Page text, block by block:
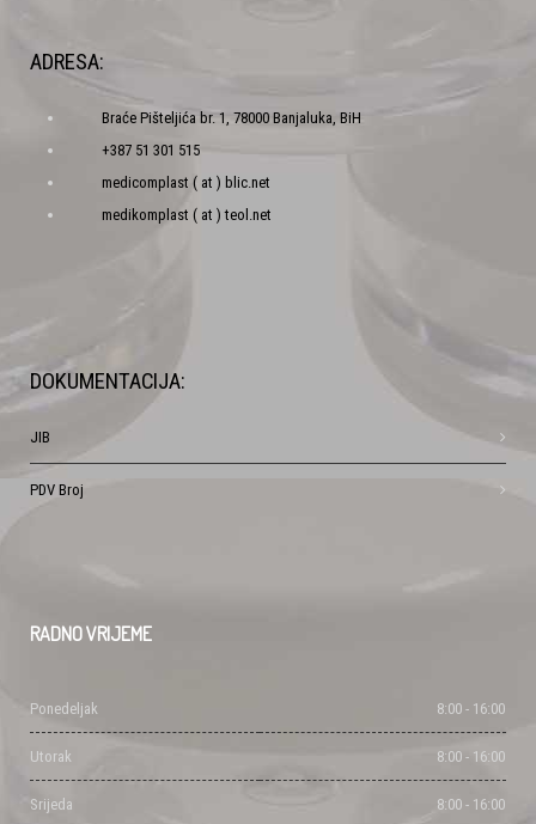
ADRESA:
Braće Pišteljića br. 1, 78000 Banjaluka, BiH
+387 51 301 515
medicomplast ( at ) blic.net
medikomplast ( at ) teol.net
DOKUMENTACIJA:
JIB
PDV Broj
RADNOVRIJEME
Ponedeljak 8:00 - 16:00
Utorak 8:00 - 16:00
Srijeda 8:00 - 16:00